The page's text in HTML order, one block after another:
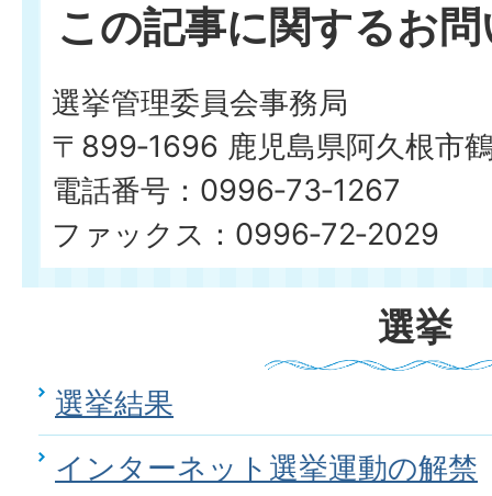
この記事に関するお
選挙管理委員会事務局
〒899‐1696 鹿児島県阿久根市
電話番号：0996‐73‐1267
ファックス：0996‐72‐2029
選挙
選挙結果
インターネット選挙運動の解禁